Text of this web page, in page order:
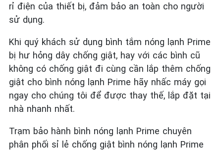
rỉ điện của thiết bị, đảm bảo an toàn cho người
sử dụng.
Khi quý khách sử dụng bình tắm nóng lạnh Prime
bị hư hỏng dây chống giật, hay với các bình cũ
không có chống giật đi cùng cần lắp thêm chống
giật cho bình nóng lạnh Prime hãy nhấc máy gọi
ngay cho chúng tôi để được thay thế, lắp đặt tại
nhà nhanh nhất.
Trạm bảo hành bình nóng lạnh Prime chuyên
phân phối sỉ lẻ chống giật bình nóng lạnh Prime